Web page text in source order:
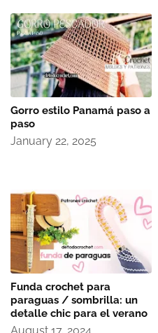
Gorro estilo Panamá paso a
paso
January 22, 2025
Funda crochet para
paraguas / sombrilla: un
detalle chic para el verano